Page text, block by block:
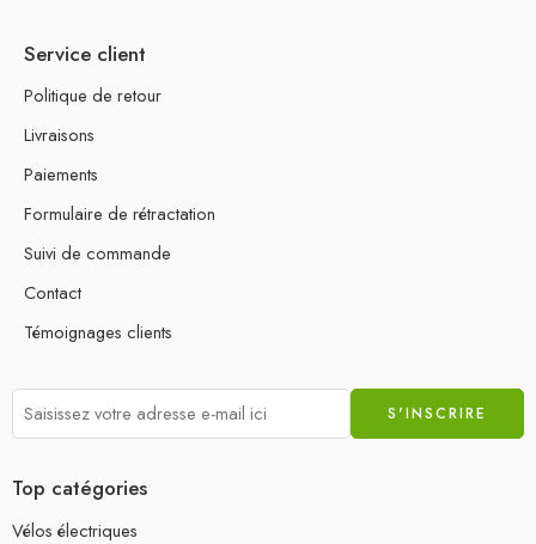
Service client
Politique de retour
Livraisons
Paiements
Formulaire de rétractation
Suivi de commande
Contact
Témoignages clients
Top catégories
Vélos électriques